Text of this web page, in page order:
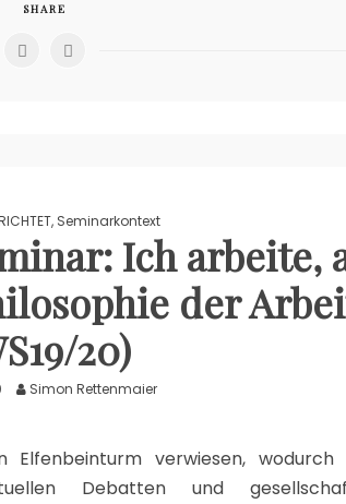
SHARE
, Seminarkontext
Ich arbeite,
der
20)
Simon Rettenmaier
verwiesen,
Debatten und